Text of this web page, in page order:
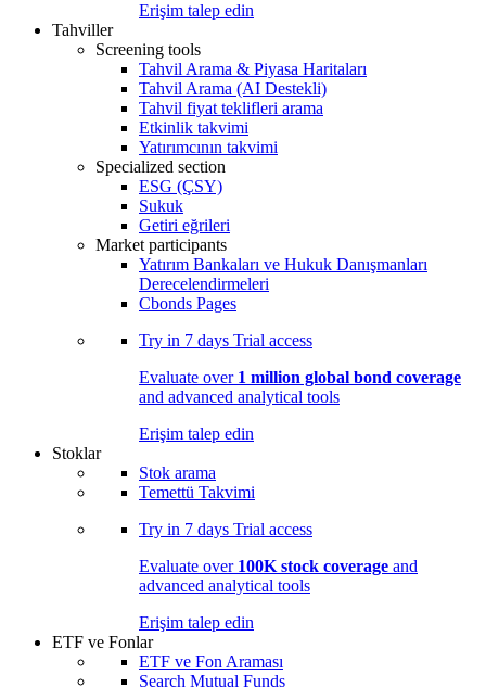
Erişim talep edin
Tahviller
Screening tools
Tahvil Arama & Piyasa Haritaları
Tahvil Arama (AI Destekli)
Tahvil fiyat teklifleri arama
Etkinlik takvimi
Yatırımcının takvimi
Specialized section
ESG (ÇSY)
Sukuk
Getiri eğrileri
Market participants
Yatırım Bankaları ve Hukuk Danışmanları
Derecelendirmeleri
Cbonds Pages
Try in 7 days Trial access
Evaluate over 1 million global bond coverage
and advanced analytical tools
Erişim talep edin
Stoklar
Stok arama
Temettü Takvimi
Try in 7 days Trial access
Evaluate over 100K stock coverage and
advanced analytical tools
Erişim talep edin
ETF ve Fonlar
ETF ve Fon Araması
Search Mutual Funds